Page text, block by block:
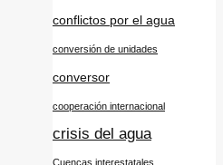
conflictos por el agua
conversión de unidades
conversor
cooperación internacional
crisis del agua
Cuencas interestatales